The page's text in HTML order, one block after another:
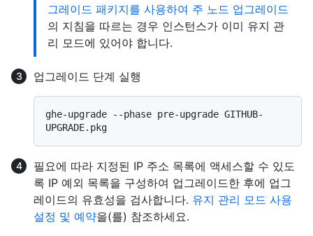
그레이드 패키지를 사용하여 주 노드 업그레이드
의 지침을 따르는 경우 인스턴스가 이미 유지 관
리 모드에 있어야 합니다.
업그레이드 단계 실행
ghe-upgrade --phase pre-upgrade GITHUB-
필요에 따라 지정된 IP 주소 목록에 액세스할 수 있도
록 IP 예외 목록을 구성하여 업그레이드한 후에 업그
레이드의 유효성을 검사합니다. 유지 관리 모드 사용
설정 및 예약을(를) 참조하세요.